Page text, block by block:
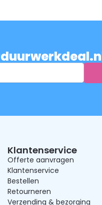
Klantenservice
Offerte aanvragen
Klantenservice
Bestellen
Retourneren
Verzending & bezorging